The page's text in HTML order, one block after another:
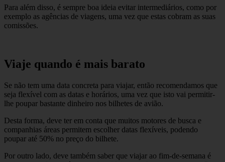
Para além disso, é sempre boa ideia evitar intermediários, como por
exemplo as agências de viagens, uma vez que estas cobram as suas
comissões.
Viaje quando é mais barato
Se não tem uma data concreta para viajar, então recomendamos que
seja flexível com as datas e horários, uma vez que isto vai permitir-
lhe poupar bastante dinheiro nos bilhetes de avião.
Desta forma, deve ter em conta que muitos motores de busca e
companhias áreas permitem escolher datas flexíveis, podendo
poupar até 50% no preço do bilhete.
Por outro lado, deve também saber que viajar ao fim-de-semana é